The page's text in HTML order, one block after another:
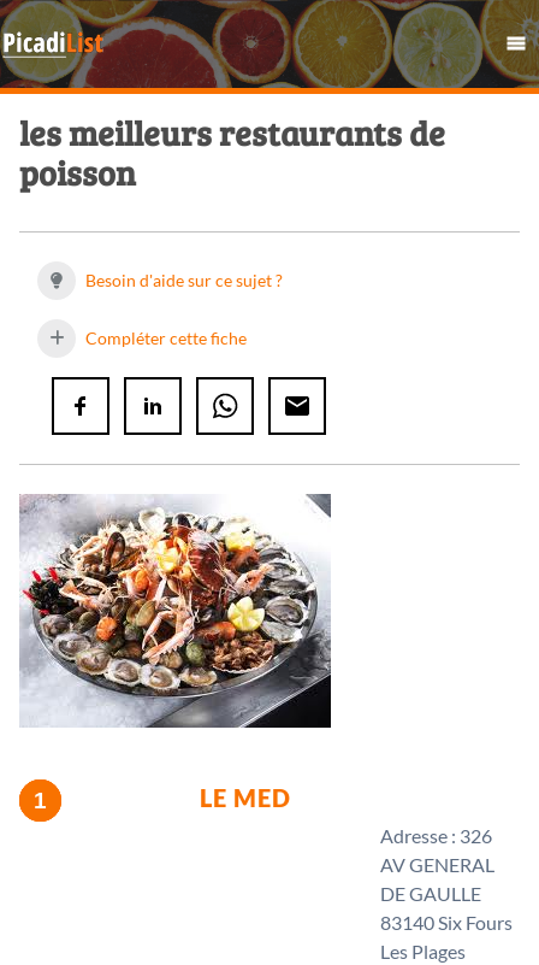
les meilleurs restaurants de
poisson
Besoin d'aide sur ce sujet ?
Compléter cette fiche
LE MED
Adresse : 326
AV GENERAL
DE GAULLE
83140 Six Fours
Les Plages